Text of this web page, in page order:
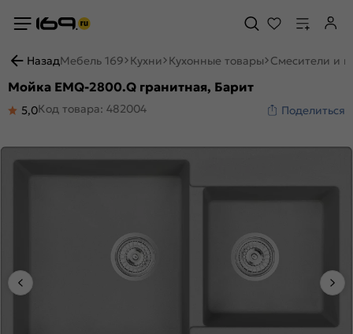
НазадМебель 169 Кухни Кухонные товары Смесители и
Мойка EMQ-2800.Q гранитная, Барит
5,0Код товара: 482004 Поделиться